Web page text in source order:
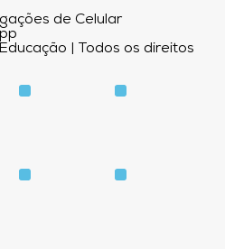
de Celular
| Todos os direitos